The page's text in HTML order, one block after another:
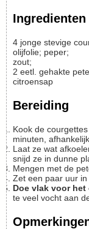
Ingredienten
4 jonge stevige
olijfolie; peper;
zout;
2 eetl. gehakte
citroensap
Bereiding
Kook de
minuten,
Laat ze wat
snijd ze in dunne
Mengen met de
Zet een paar uur
Doe vlak voor
te veel vocht aan